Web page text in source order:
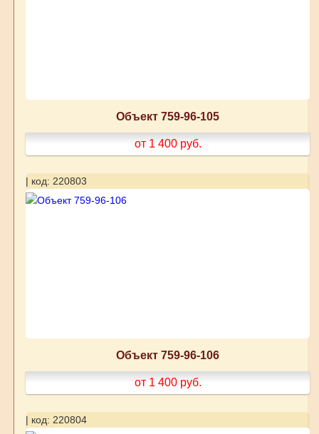
Объект 759-96-105
от 1 400 руб.
| код: 220803
Объект 759-96-106
от 1 400 руб.
| код: 220804